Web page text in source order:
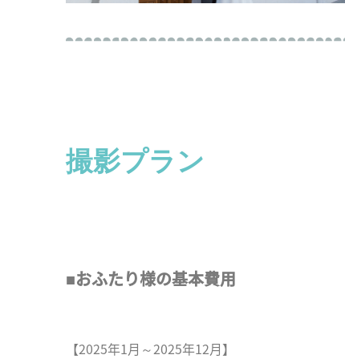
撮影プラン
■おふたり様の基本費用
【2025年1月～2025年12月】